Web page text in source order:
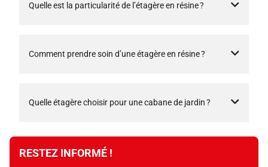
Quelle est la particularité de l’étagère en résine ?
Comment prendre soin d’une étagère en résine ?
Quelle étagère choisir pour une cabane de jardin ?
RESTEZ INFORMÉ !